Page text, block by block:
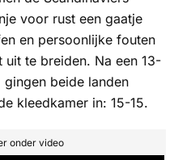
voor rust een gaatje
en persoonlijke fouten
te breiden. Na een 13-
beide landen
kleedkamer in: 15-15.
onder video